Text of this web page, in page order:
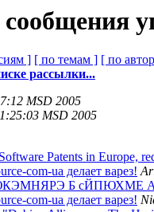
] [ по темам ] [ по
рассылки...
MSD 2005
MSD 2005
Patents in Europe,
com-ua делает варез!
Б сЙПЮХМЕ
com-ua делает варез!